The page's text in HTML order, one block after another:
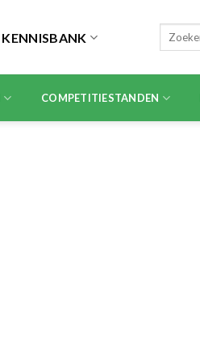
KENNISBANK
Zoeken
COMPETITIESTANDEN